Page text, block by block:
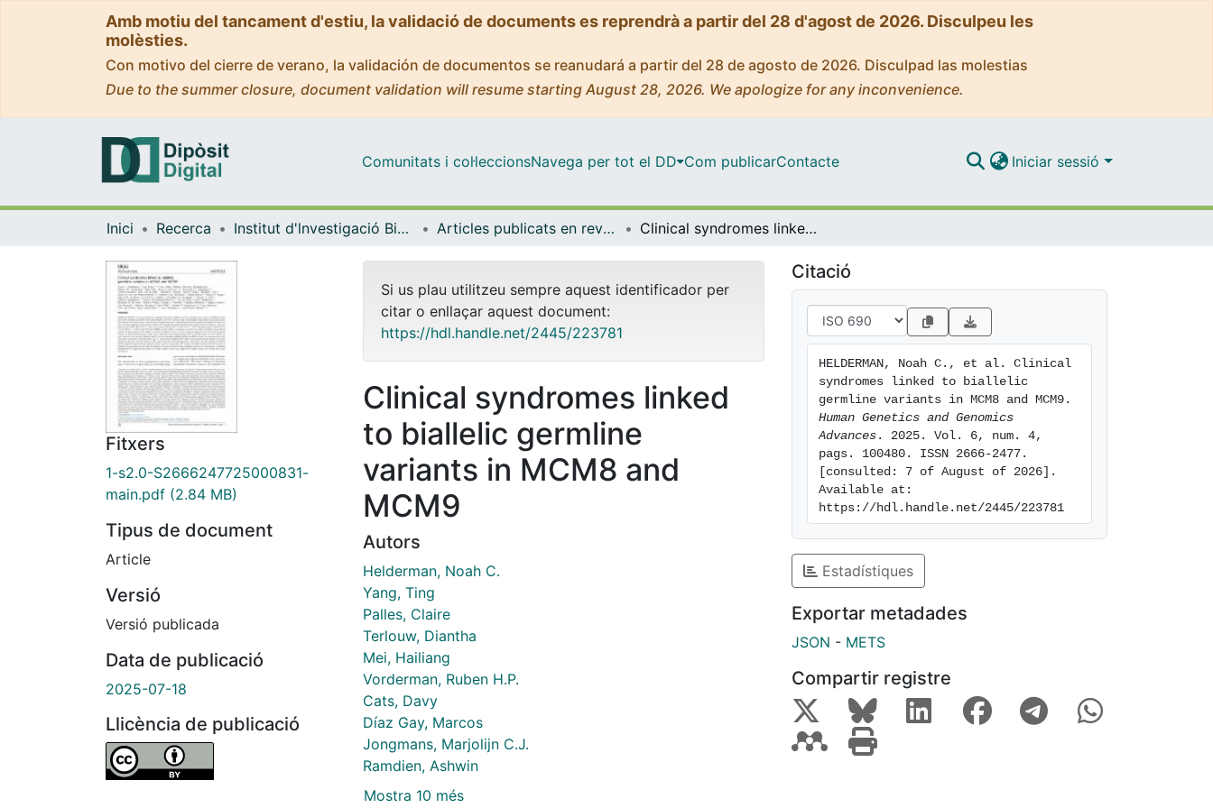
Amb motiu del tancament d'estiu, la validació de documents es reprendrà a partir del 28 d'agost de 2026. Disculpeu les
molèsties.
Con motivo del cierre de verano, la validación de documentos se reanudará a partir del 28 de agosto de 2026. Disculpad las molestias
Due to the summer closure, document validation will resume starting August 28, 2026. We apologize for any inconvenience.
Comunitats i col·leccionsNavega per tot el DD Com publicarContacte Iniciar sessió
Inici Recerca Institut d'lnvestigació Biomèdica de Bellvitge (IDIBELL) Articles publicats en revistes (Institut d'lnvestigació Biomèdica de Bellvitge (IDIBELL)) Clinical syndromes linked to biallelic germline variants in MCM8 and MCM9
Fitxers
1-s2.0-S2666247725000831-
main.pdf (2.84 MB)
Tipus de document
Article
Versió
Versió publicada
Data de publicació
2025-07-18
Llicència de publicació
Si us plau utilitzeu sempre aquest identificador per
citar o enllaçar aquest document:
https://hdl.handle.net/2445/223781
Clinical syndromes linked
to biallelic germline
variants in MCM8 and
MCM9
Autors
Helderman, Noah C.
Yang, Ting
Palles, Claire
Terlouw, Diantha
Mei, Hailiang
Vorderman, Ruben H.P.
Cats, Davy
Díaz Gay, Marcos
Jongmans, Marjolijn C.J.
Ramdien, Ashwin
Mostra 10 més
Citació
HELDERMAN, Noah C., et al. Clinical
syndromes linked to biallelic
Human Genetics and Genomics
Advances . 2025. Vol. 6, num. 4,
pags. 100480. ISSN 2666-2477.
[consulted: 7 of August of 2026].
Available at:
https://hdl.handle.net/2445/223781
Estadístiques
Exportar metadades
JSON - METS
Compartir registre